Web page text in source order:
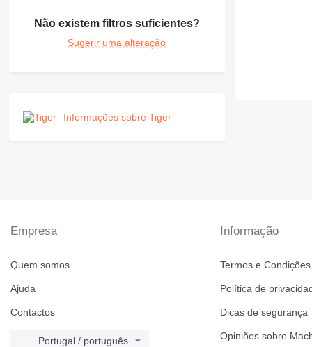
Não existem filtros suficientes?
Sugerir uma alteração
Informações sobre Tiger
Empresa
Quem somos
Ajuda
Contactos
Portugal / português
Informação
Termos e Condições
Política de
Dicas de segurança
Opiniões sobre